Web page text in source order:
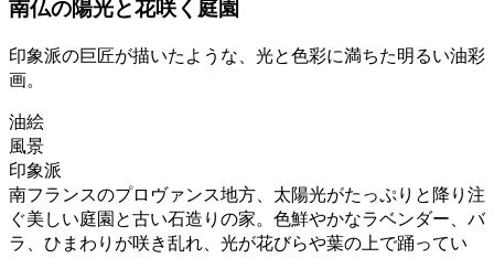
南仏の陽光と花咲く庭園
印象派の巨匠が描いたような、光と色彩に満ちた明るい油彩
画。
油絵
風景
印象派
南フランスのプロヴァンス地方、太陽光がたっぷりと降り注
ぐ美しい庭園と古い石造りの家。色鮮やかなラベンダー、バ
ラ、ひまわりが咲き乱れ、光が花びらや葉の上で踊ってい